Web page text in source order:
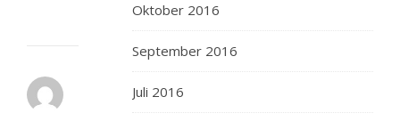
KITCHEN
Oktober 2016
September 2016
Juli 2016